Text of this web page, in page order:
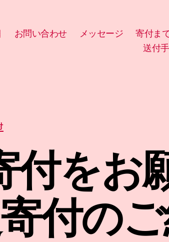
お問い合わせ メッセージ 寄付ま
送付
付をお
付の